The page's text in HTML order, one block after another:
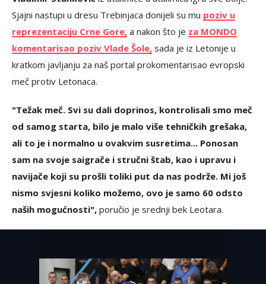
Sjajni nastupi u dresu Trebinjaca donijeli su mu poziv u
reprezentaciju Crne Gore, a nakon što je za MONDO
komentarisao poziv Vlade Šole, sada je iz Letonije u
kratkom javljanju za naš portal prokomentarisao evropski
meč protiv Letonaca.
"Težak meč. Svi su dali doprinos, kontrolisali smo meč
od samog starta, bilo je malo više tehničkih grešaka,
ali to je i normalno u ovakvim susretima... Ponosan
sam na svoje saigrače i stručni štab, kao i upravu i
navijače koji su prošli toliki put da nas podrže. Mi još
nismo svjesni koliko možemo, ovo je samo 60 odsto
naših mogućnosti", poručio je srednji bek Leotara.